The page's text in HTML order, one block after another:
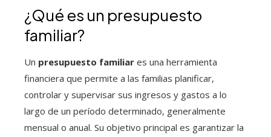
¿Qué es un presupuesto
familiar?
Un presupuesto familiar es una herramienta
financiera que permite a las familias planificar,
controlar y supervisar sus ingresos y gastos a lo
largo de un período determinado, generalmente
mensual o anual. Su objetivo principal es garantizar la